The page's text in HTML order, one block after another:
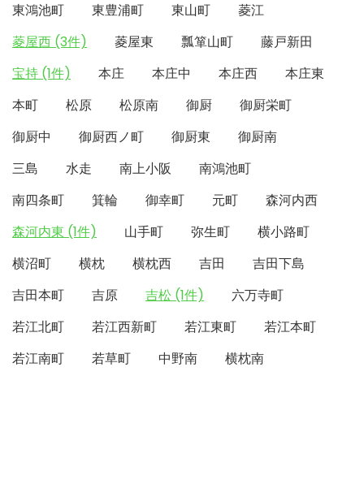
東鴻池町
東豊浦町 東山町
菱江
菱屋西 (3件)
菱屋東 瓢箪山町
藤戸新田
宝持 (1件)
本庄 本庄中 本庄西
本庄東
本町
松原 松原南 御厨
御厨栄町
御厨中
御厨西ノ町 御厨東
御厨南
三島
水走 南上小阪
南鴻池町
南四条町
箕輪 御幸町 元町
森河内西
森河内東 (1件)
山手町 弥生町
横小路町
横沼町
横枕 横枕西 吉田
吉田下島
吉田本町
吉原 吉松 (1件)
六万寺町
若江北町
若江西新町 若江東町
若江本町
若江南町
若草町 中野南 横枕南